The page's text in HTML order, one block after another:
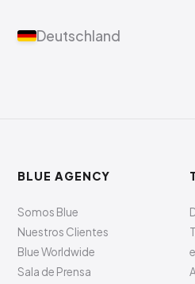
Deutschland
BLUE AGENCY
Somos Blue
Nuestros Clientes
Blue Worldwide
Sala de Prensa